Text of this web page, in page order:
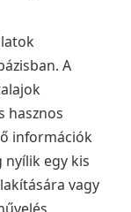
A
hasznos
információk
egy kis
vagy